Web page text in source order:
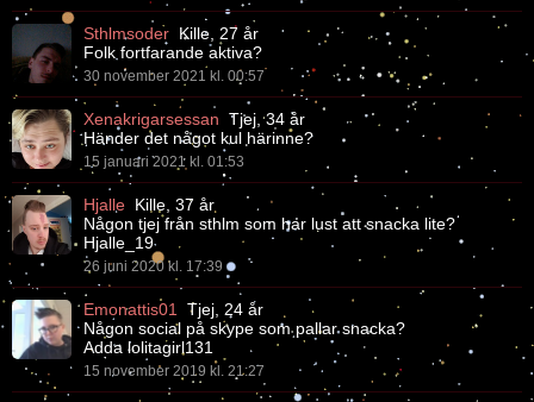
Sthlmsoder Kille, 27 år
Folk fortfarande aktiva?
30 november 2021 kl. 00:57
Xenakrigarsessan Tjej, 34 år
Händer det något kul härinne?
15 januari 2021 kl. 01:53
Hjalle Kille, 37 år
Någon tjej från sthlm som har lust att snacka lite?
Hjalle_19
26 juni 2020 kl. 17:39
Emonattis01
Tjej, 24 år
Någon social på skype som pallar snacka?
Adda lolitagirl131
15 november 2019 kl. 21:27